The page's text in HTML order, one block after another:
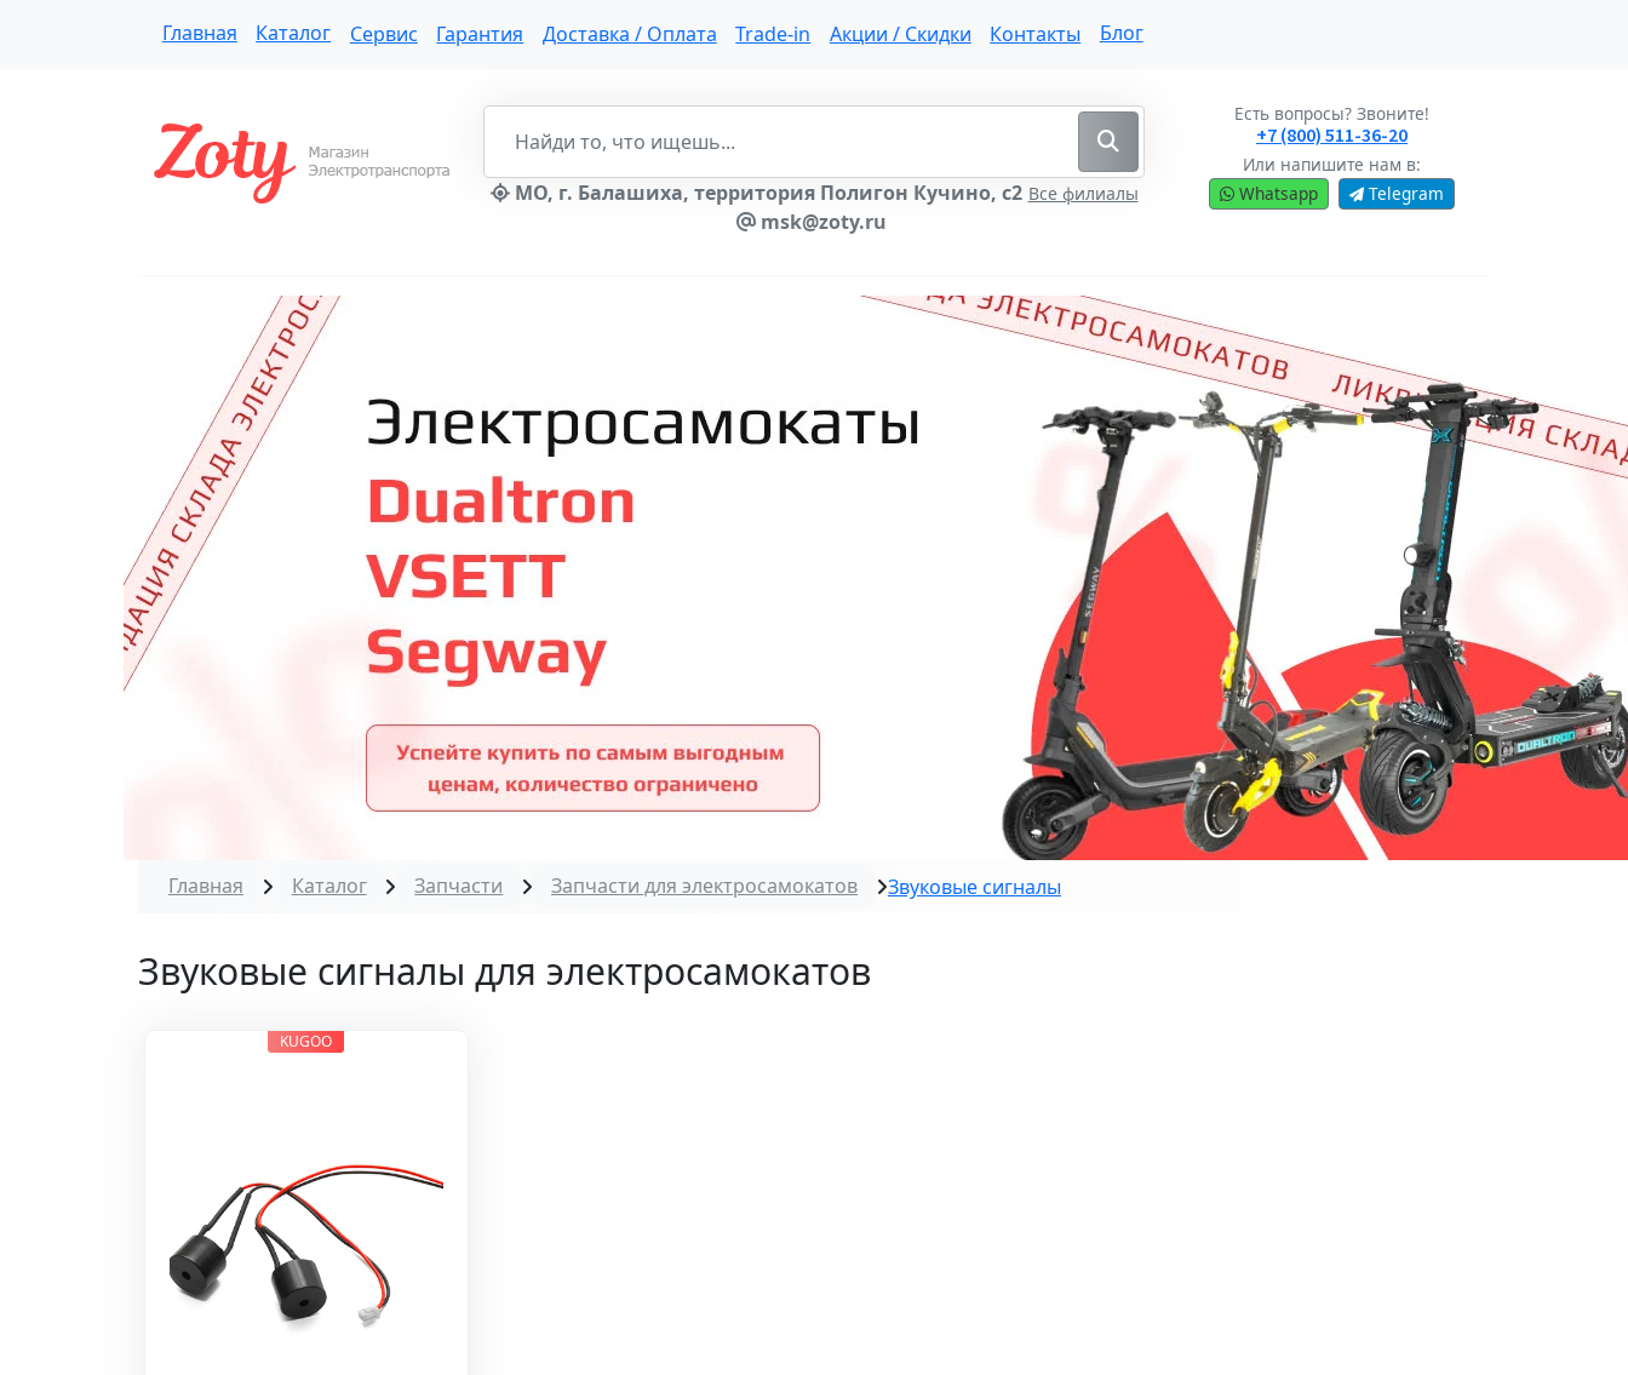
Главная Каталог Сервис Гарантия Доставка / Оплата Trade-in Акции / Скидки Контакты Блог
МО, г. Балашиха, территория Полигон Кучино, с2 Все филиалы
msk@zoty.ru
Есть вопросы? Звоните!
+7 (800) 511-36-20
Или напишите нам в:
Whatsapp
Telegram
Главная Каталог Запчасти Запчасти для электросамокатов Звуковые сигналы
Звуковые сигналы для электросамокатов
KUGOO